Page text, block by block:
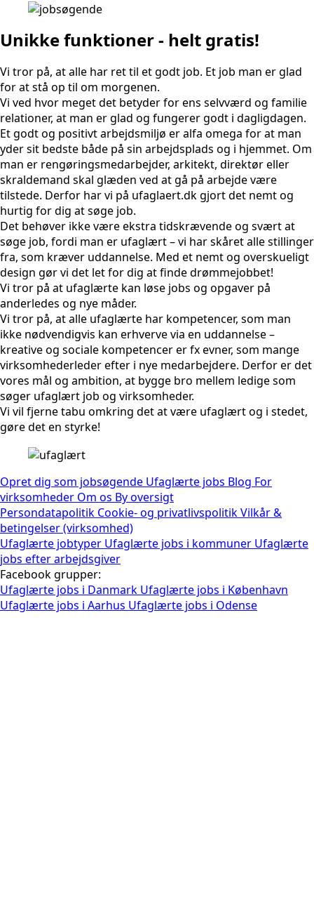
Unikke funktioner - helt gratis!
Vi tror på, at alle har ret til et godt job. Et job man er glad
for at stå op til om morgenen.
Vi ved hvor meget det betyder for ens selvværd og familie
relationer, at man er glad og fungerer godt i dagligdagen.
Et godt og positivt arbejdsmiljø er alfa omega for at man
yder sit bedste både på sin arbejdsplads og i hjemmet. Om
man er rengøringsmedarbejder, arkitekt, direktør eller
skraldemand skal glæden ved at gå på arbejde være
tilstede. Derfor har vi på ufaglaert.dk gjort det nemt og
hurtig for dig at søge job.
Det behøver ikke være ekstra tidskrævende og svært at
søge job, fordi man er ufaglært – vi har skåret alle stillinger
fra, som kræver uddannelse. Med et nemt og overskueligt
design gør vi det let for dig at finde drømmejobbet!
Vi tror på at ufaglærte kan løse jobs og opgaver på
anderledes og nye måder.
Vi tror på, at alle ufaglærte har kompetencer, som man
ikke nødvendigvis kan erhverve via en uddannelse –
kreative og sociale kompetencer er fx evner, som mange
virksomhederleder efter i nye medarbejdere. Derfor er det
vores mål og ambition, at bygge bro mellem ledige som
søger ufaglært job og virksomheder.
Vi vil fjerne tabu omkring det at være ufaglært og i stedet,
gøre det en styrke!
Opret dig som jobsøgende Ufaglærte jobs Blog For
virksomheder Om os By oversigt
Persondatapolitik Cookie- og privatlivspolitikVilkår &
betingelser (virksomhed)
Ufaglærte jobtyper Ufaglærte jobs i kommuner Ufaglærte
jobs efter arbejdsgiver
Facebook grupper:
Ufaglærte jobs i Danmark Ufaglærte jobs i København
Ufaglærte jobs i Aarhus Ufaglærte jobs i Odense